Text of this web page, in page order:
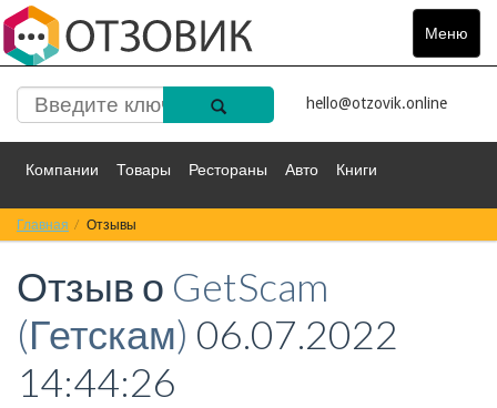
Меню
Toggle
hello@otzovik.online
Компании Товары Рестораны Авто Книги
Спорт Фильмы
Красота Здоровье Остальное
Главная Отзывы
Отзыв о GetScam
(Гетскам) 06.07.2022
14:44:26